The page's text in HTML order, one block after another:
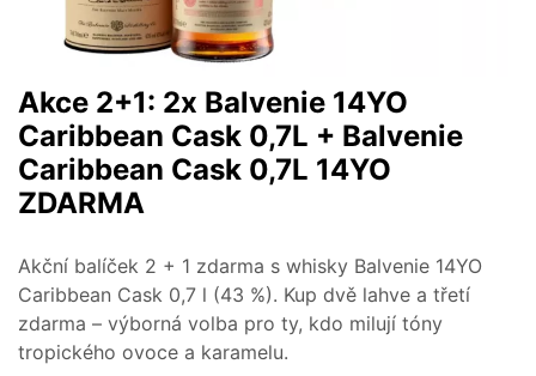
Akce 2+1: 2x Balvenie 14YO
Caribbean Cask 0,7L + Balvenie
Caribbean Cask 0,7L 14YO
ZDARMA
Akční balíček 2 + 1 zdarma s whisky Balvenie 14YO
Caribbean Cask 0,7 l (43 %). Kup dvě lahve a třetí
zdarma – výborná volba pro ty, kdo milují tóny
tropického ovoce a karamelu.